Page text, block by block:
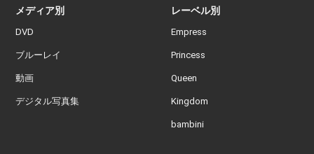
メディア別
DVD
ブルーレイ
動画
デジタル写真集
レーベル別
Empress
Princess
Queen
Kingdom
bambini